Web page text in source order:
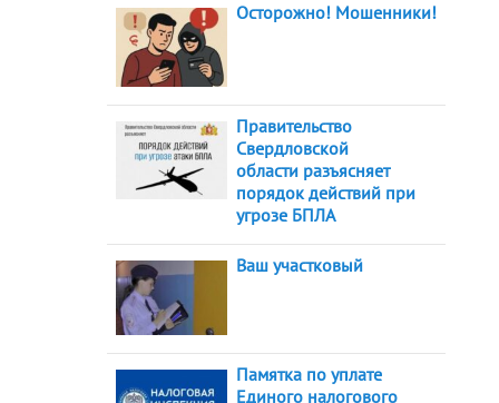
Осторожно! Мошенники!
Правительство
Свердловской
области разъясняет
порядок действий при
угрозе БПЛА
Ваш участковый
Памятка по уплате
Единого налогового